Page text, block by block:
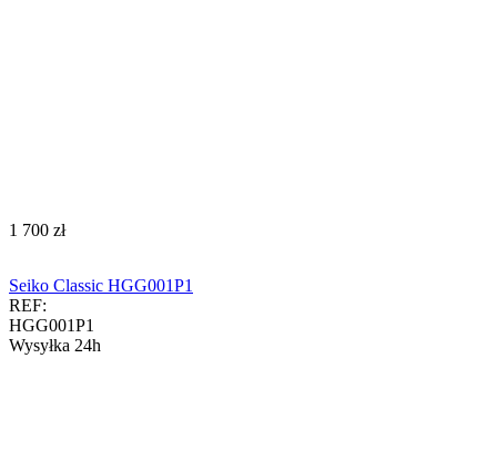
‍1 700‍ zł
Seiko Classic HGG001P1
REF:
HGG001P1
Wysyłka 24h